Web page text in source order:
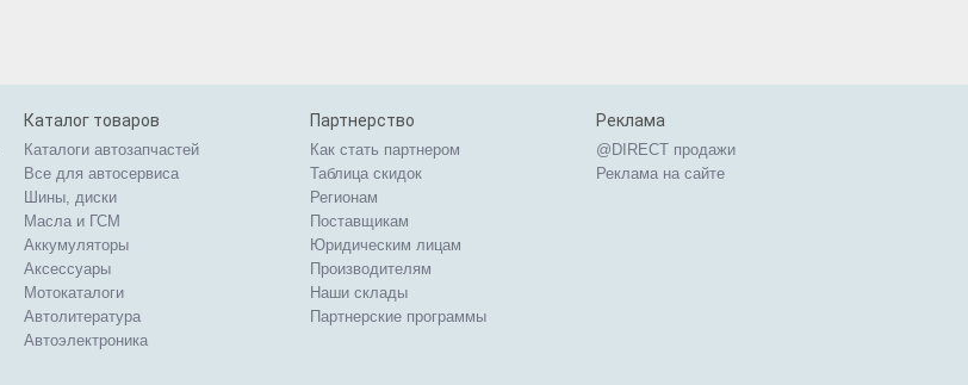
Каталог товаров
Каталоги автозапчастей
Все для автосервиса
Шины, диски
Масла и ГСМ
Аккумуляторы
Аксессуары
Мотокаталоги
Автолитература
Автоэлектроника
Партнерство
Как стать партнером
Таблица скидок
Регионам
Поставщикам
Юридическим лицам
Производителям
Наши склады
Партнерские программы
Реклама
@DIRECT продажи
Реклама на сайте